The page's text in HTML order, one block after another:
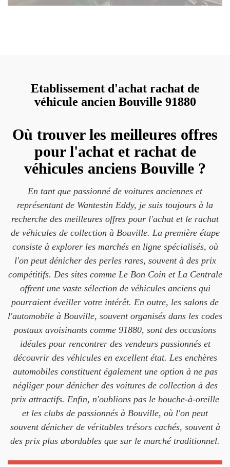
Etablissement d'achat rachat de
véhicule ancien Bouville 91880
Où trouver les meilleures offres
pour l'achat et rachat de
véhicules anciens Bouville ?
En tant que passionné de voitures anciennes et
représentant de Wantestin Eddy, je suis toujours à la
recherche des meilleures offres pour l'achat et le rachat
de véhicules de collection à Bouville. La première étape
consiste à explorer les marchés en ligne spécialisés, où
l'on peut dénicher des perles rares, souvent à des prix
compétitifs. Des sites comme Le Bon Coin et La Centrale
offrent une vaste sélection de véhicules anciens qui
pourraient éveiller votre intérêt. En outre, les salons de
l'automobile à Bouville, souvent organisés dans les codes
postaux avoisinants comme 91880, sont des occasions
idéales pour rencontrer des vendeurs passionnés et
découvrir des véhicules en excellent état. Les enchères
automobiles constituent également une option à ne pas
négliger pour dénicher des voitures de collection à des
prix attractifs. Enfin, n'oublions pas le bouche-à-oreille
et les clubs de passionnés à Bouville, où l'on peut
souvent dénicher de véritables trésors cachés, souvent à
des prix plus abordables que sur le marché traditionnel.